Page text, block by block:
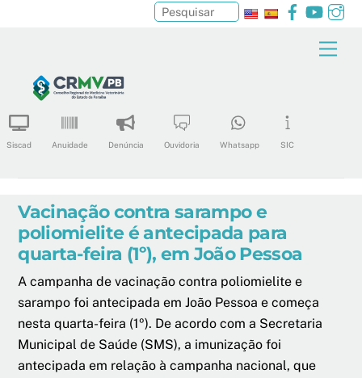
content
Facebook
Siscad Anuidade Denúncia Ouvidoria Whatsapp SIC
Pesquisar
Vacinação contra sarampo e
poliomielite é antecipada para
quarta-feira (1º), em João Pessoa
A campanha de vacinação contra poliomielite e
sarampo foi antecipada em João Pessoa e começa
nesta quarta-feira (1º). De acordo com a Secretaria
Municipal de Saúde (SMS), a imunização foi
antecipada em relação à campanha nacional, que